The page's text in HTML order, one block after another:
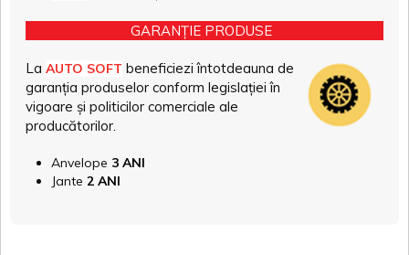
GARANȚIE PRODUSE
La AUTO SOFT beneficiezi întotdeauna de
garanția produselor conform legislației în
vigoare și politicilor comerciale ale
producătorilor.
Anvelope 3 ANI
Jante 2 ANI